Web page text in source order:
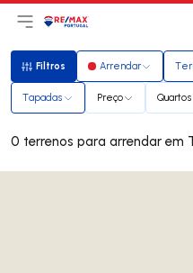
Abri menu principal
LogoIr para página
Filtros
Filtros Arrendar
Tapadas Preço Quartos
0 terrenos